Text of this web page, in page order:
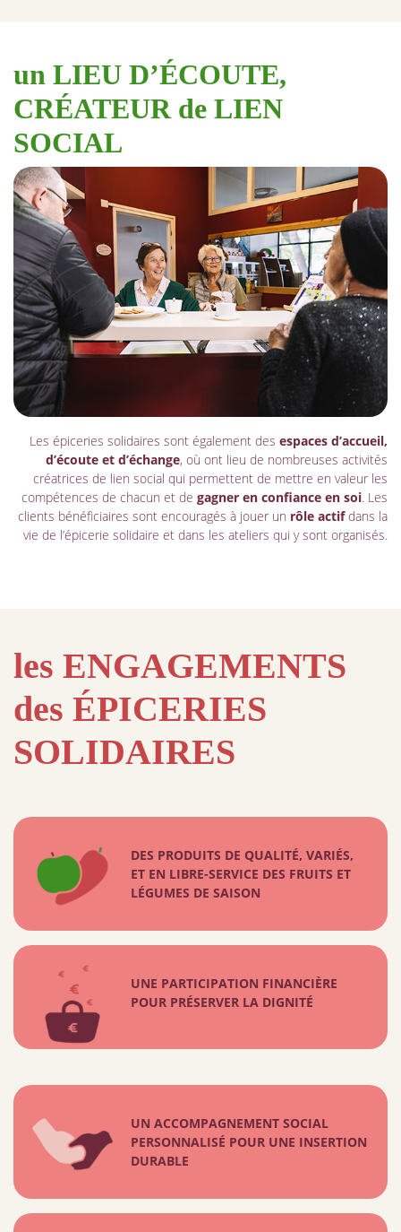
Les épiceries solidaires sont également des espaces d’accueil,
d’écoute et d’échange, où ont lieu de nombreuses activités
créatrices de lien social qui permettent de mettre en valeur les
compétences de chacun et de gagner en confiance en soi. Les
clients bénéficiaires sont encouragés à jouer un rôle actifdans la
vie de l’épicerie solidaire et dans les ateliers qui y sont organisés.
un LIEU D’ÉCOUTE,
CRÉATEUR de LIEN
SOCIAL
les ENGAGEMENTS
des ÉPICERIES
SOLIDAIRES
DES PRODUITS DE QUALITÉ, VARIÉS,
ET EN LIBRE-SERVICE DES FRUITS ET
LÉGUMES DE SAISON
UNE PARTICIPATION FINANCIÈRE
POUR PRÉSERVER LA DIGNITÉ
UN ACCOMPAGNEMENT SOCIAL
PERSONNALISÉ POUR UNE INSERTION
DURABLE